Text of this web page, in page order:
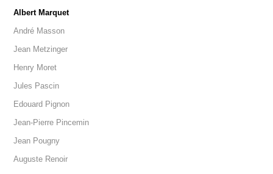
Albert Marquet
André Masson
Jean Metzinger
Henry Moret
Jules Pascin
Edouard Pignon
Jean-Pierre Pincemin
Jean Pougny
Auguste Renoir